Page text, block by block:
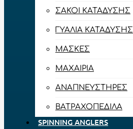
ΣΆΚΟΙ ΚΑΤΆΔΥΣΗΣ
ΓΥΑΛΙΆ ΚΑΤΆΔΥΣΗΣ
ΜΆΣΚΕΣ
ΜΑΧΑΊΡΙΑ
ΑΝΑΠΝΕΥΣΤΉΡΕΣ
ΒΑΤΡΑΧΟΠΈΔΙΛΑ
SPINNING ANGLERS